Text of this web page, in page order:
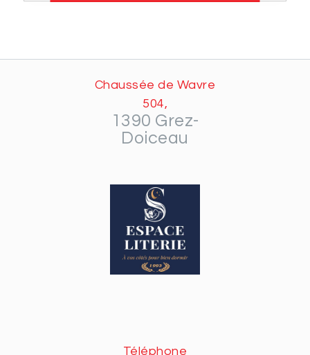
Chaussée de Wavre
504,
1390 Grez-
Doiceau
Téléphone